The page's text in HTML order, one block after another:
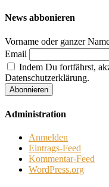
News abbonieren
Vorname oder ganzer
Email
Indem Du fortfährst,
Datenschutzerklärung.
Administration
Anmelden
Eintrags-Feed
Kommentar-Feed
WordPress.org